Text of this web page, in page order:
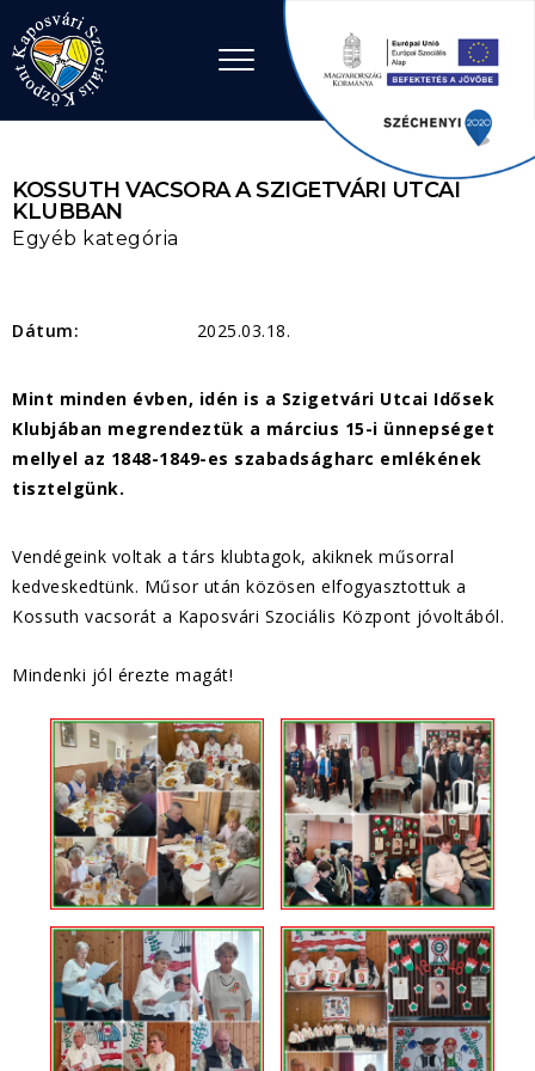
Ugrás a tartalomhoz
KOSSUTH VACSORA A SZIGETVÁRI UTCAI
KLUBBAN
Egyéb kategória
Dátum: 2025.03.18.
Mint minden évben, idén is a Szigetvári Utcai Idősek
Klubjában megrendeztük a március 15-i ünnepséget
mellyel az 1848-1849-es szabadságharc emlékének
tisztelgünk.
Vendégeink voltak a társ klubtagok, akiknek műsorral
kedveskedtünk. Műsor után közösen elfogyasztottuk a
Kossuth vacsorát a Kaposvári Szociális Központ jóvoltából.
Mindenki jól érezte magát!